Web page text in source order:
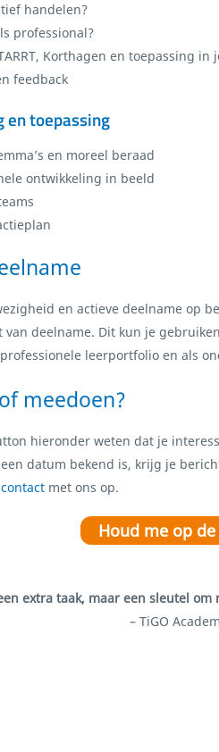
handelen?
professional?
Korthagen en toepassing in
feedback
en toepassing
en moreel beraad
ontwikkeling in beeld
en actieve deelname op
deelname. Dit kun je
leerportfolio en als
meedoen?
hieronder weten dat je
datum bekend is, krijg je
contact met ons op.
Houd me op
extra taak, maar een sleutel
– TiGO